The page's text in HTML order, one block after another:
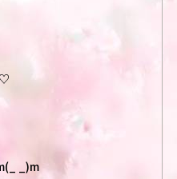
_)m